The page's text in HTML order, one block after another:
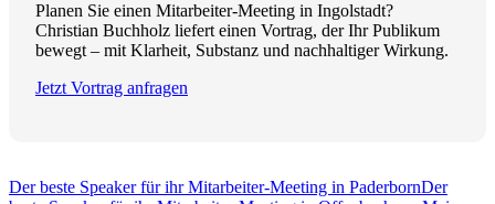
Planen Sie einen Mitarbeiter-Meeting in Ingolstadt?
Christian Buchholz liefert einen Vortrag, der Ihr Publikum
bewegt – mit Klarheit, Substanz und nachhaltiger Wirkung.
Jetzt Vortrag anfragen
Der beste Speaker für ihr Mitarbeiter-Meeting in PaderbornDer